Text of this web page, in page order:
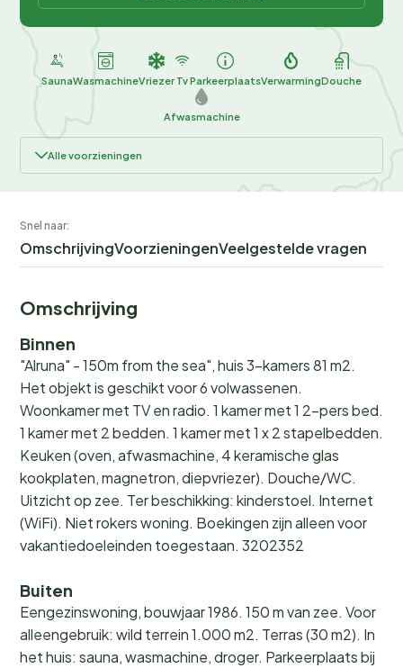
SaunaWasmachineVriezer TvParkeerplaatsVerwarmingDouche
Afwasmachine
Alle voorzieningen
Snel naar:
OmschrijvingVoorzieningenVeelgestelde vragen
Omschrijving
Binnen
"Alruna" - 150m from the sea", huis 3-kamers 81 m2.
Het objekt is geschikt voor 6 volwassenen.
Woonkamer met TV en radio. 1 kamer met 1 2-pers bed.
1 kamer met 2 bedden. 1 kamer met 1 x 2 stapelbedden.
Keuken (oven, afwasmachine, 4 keramische glas
kookplaten, magnetron, diepvriezer). Douche/WC.
Uitzicht op zee. Ter beschikking: kinderstoel. Internet
(WiFi). Niet rokers woning. Boekingen zijn alleen voor
vakantiedoeleinden toegestaan. 3202352
Buiten
Eengezinswoning, bouwjaar 1986. 150 m van zee. Voor
alleengebruik: wild terrein 1.000 m2. Terras (30 m2). In
het huis: sauna, wasmachine, droger. Parkeerplaats bij